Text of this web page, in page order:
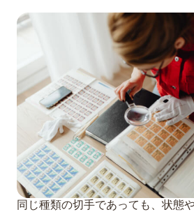
同じ種類の切手であっても、状態